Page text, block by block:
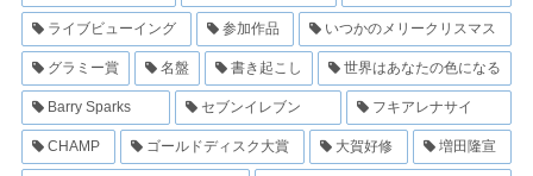
ライブビューイング 参加作品 いつかのメリークリスマス
グラミー賞 名盤 書き起こし 世界はあなたの色になる
Barry Sparks セブンイレブン フキアレナサイ
CHAMP ゴールドディスク大賞 大賀好修 増田隆宣